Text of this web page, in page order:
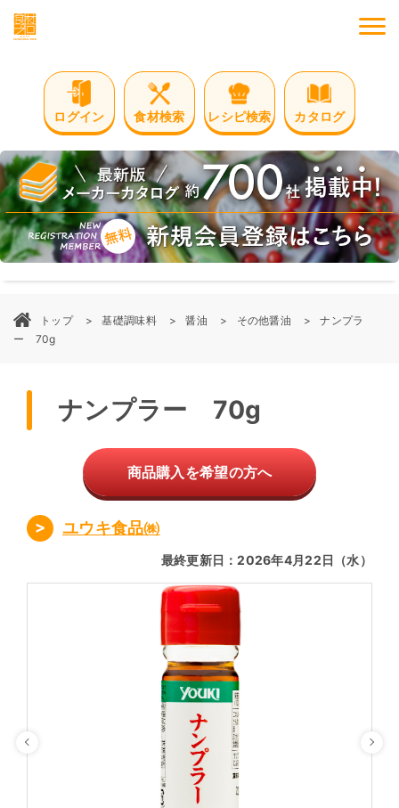
ログイン 食材検索 レシピ検索 カタログ
トップ 基礎調味料 醤油 その他醤油
ナンプラ
ー 70g
ナンプラー 70g
商品購入を希望の方へ
ユウキ食品㈱
最終更新日：2026年4月22日（水）